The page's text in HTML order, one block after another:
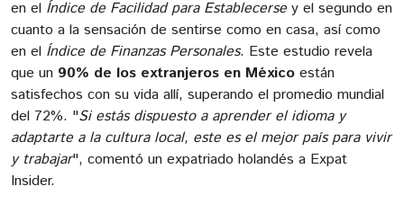
en el Índice de Facilidad para Establecerse y el segundo en
cuanto a la sensación de sentirse como en casa, así como
en el Índice de Finanzas Personales. Este estudio revela
que un 90% de los extranjeros en México están
satisfechos con su vida allí, superando el promedio mundial
del 72%. "Si estás dispuesto a aprender el idioma y
adaptarte a la cultura local, este es el mejor país para vivir
y trabajar", comentó un expatriado holandés a Expat
Insider.